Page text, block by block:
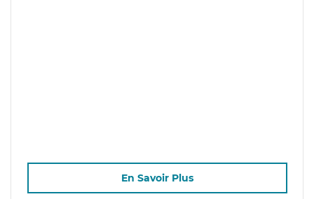
En Savoir Plus